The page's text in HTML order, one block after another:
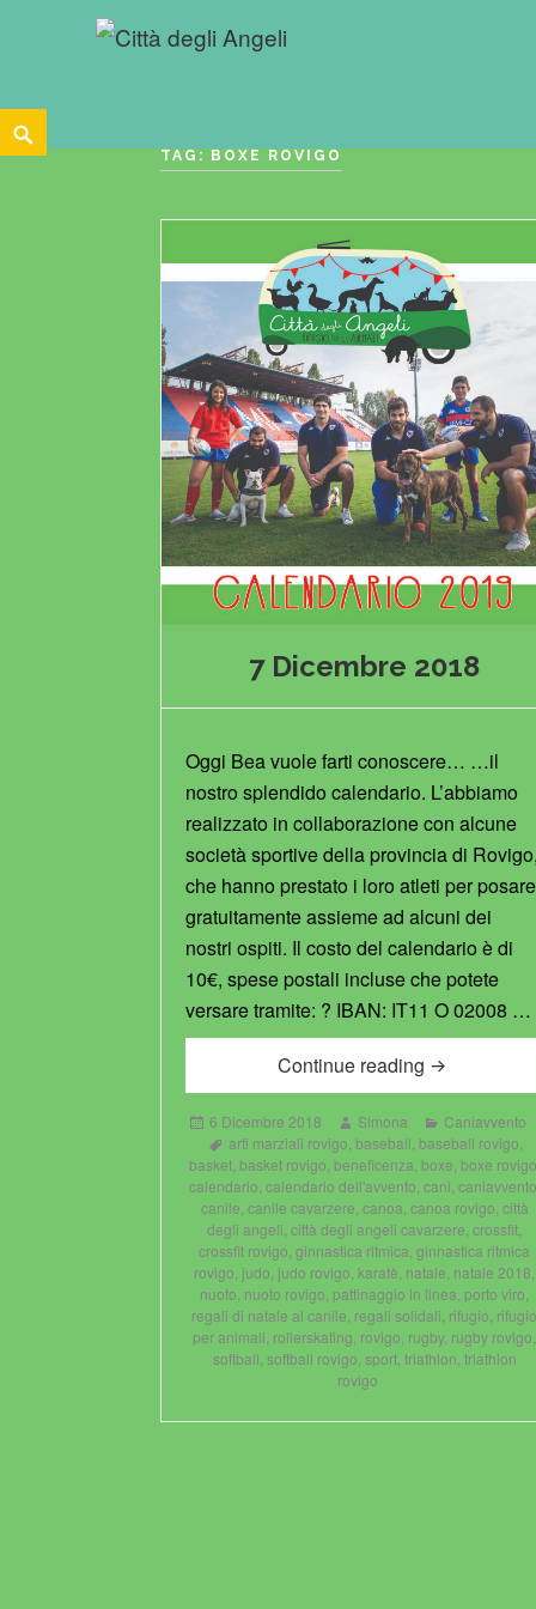
Skip
to
Search
TAG: BOXE ROVIGO
7 Dicembre 2018
Oggi Bea vuole farti conoscere… …il
nostro splendido calendario. L’abbiamo
realizzato in collaborazione con alcune
società sportive della provincia di Rovigo,
che hanno prestato i loro atleti per posare
gratuitamente assieme ad alcuni dei
nostri ospiti. Il costo del calendario è di
10€, spese postali incluse che potete
versare tramite: ? IBAN: IT11 O 02008 …
Continue reading 7 Dicembre
Posted
on
6 Dicembre 2018 Author
Simona Categories
Caniavvento
Tags
arti marziali rovigo baseball baseball rovigo
basket, basket rovigo beneficenza boxe boxe rovigo
calendario calendario dell'avvento cani caniavvento
canile canile cavarzere canoa canoa rovigo città
degli angeli ,città degli angeli cavarzere ,crossfit
crossfit rovigo ,ginnastica ritmica ,ginnastica ritmica
rovigo judo judo rovigo karatè natale natale 2018
nuoto nuoto rovigo ,pattinaggio in linea ,porto viro
regali di natale al canile regali solidali rifugio rifugio
per animali rollerskating rovigo rugby, rugby rovigo
softball softball rovigo sport, triathlon triathlon
rovigo